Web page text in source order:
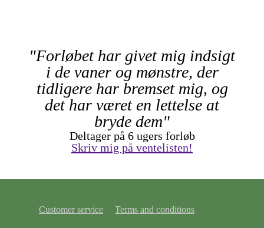
"Forløbet har givet mig indsigt
i de vaner og mønstre, der
tidligere har bremset mig, og
det har været en lettelse at
bryde dem"
Deltager på 6 ugers forløb
Skriv mig på ventelisten!
Customer service Terms and conditions